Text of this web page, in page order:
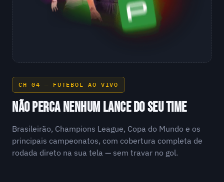
CH 04 — FUTEBOL AO VIVO
NÃO PERCA NENHUM LANCE DO SEU TIME
Brasileirão, Champions League, Copa do Mundo e os
principais campeonatos, com cobertura completa de
rodada direto na sua tela — sem travar no gol.